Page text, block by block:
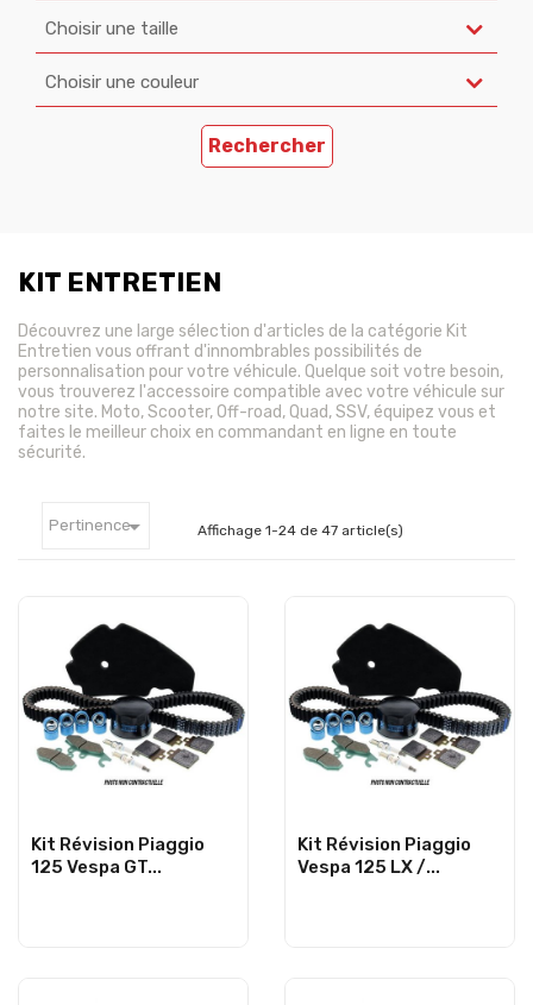
Choisir une taille
Choisir une couleur
Rechercher
KIT ENTRETIEN
Découvrez une large sélection d'articles de la catégorie Kit
Entretien vous offrant d'innombrables possibilités de
personnalisation pour votre véhicule. Quelque soit votre besoin,
vous trouverez l'accessoire compatible avec votre véhicule sur
notre site. Moto, Scooter, Off-road, Quad, SSV, équipez vous et
faites le meilleur choix en commandant en ligne en toute
sécurité.
Pertinence Affichage 1-24 de 47 article(s)
Kit Révision Piaggio
125 Vespa GT...
Kit Révision Piaggio
Vespa 125 LX /...